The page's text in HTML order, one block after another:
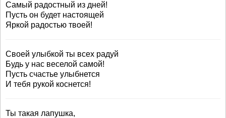
Самый радостный из дней!
Пусть он будет настоящей
Яркой радостью твоей!
Своей улыбкой ты всех радуй
Будь у нас веселой самой!
Пусть счастье улыбнется
И тебя рукой коснется!
Ты такая лапушка,